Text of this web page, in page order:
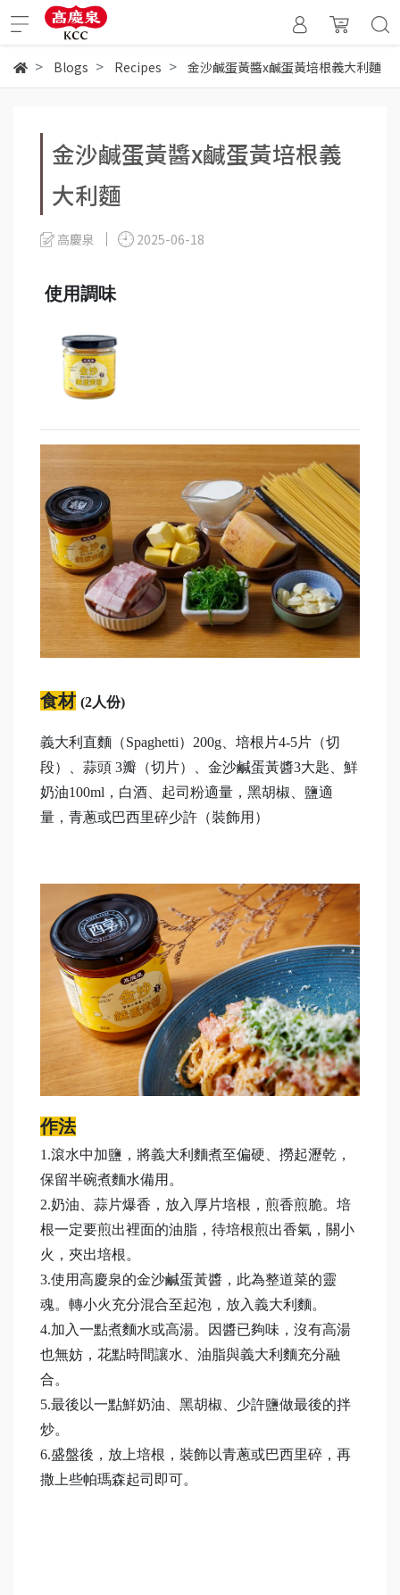
Blogs Recipes 金沙鹹蛋黃醬x鹹蛋黃培根義大利麵
金沙鹹蛋黃醬x鹹蛋黃培根義
大利麵
高慶泉 2025-06-18
使用調味
食材 (2人份)
義大利直麵（Spaghetti）200g、培根片4-5片（切
段）、蒜頭 3瓣（切片）、金沙鹹蛋黃醬3大匙、鮮
奶油100ml，白酒、起司粉適量，黑胡椒、鹽適
量，青蔥或巴西里碎少許（裝飾用）
作法
1.滾水中加鹽，將義大利麵煮至偏硬、撈起瀝乾，
保留半碗煮麵水備用。
2.奶油、蒜片爆香，放入厚片培根，煎香煎脆。培
根一定要煎出裡面的油脂，待培根煎出香氣，關小
火，夾出培根。
3.使用高慶泉的金沙鹹蛋黃醬，此為整道菜的靈
魂。轉小火充分混合至起泡，放入義大利麵。
4.加入一點煮麵水或高湯。因醬已夠味，沒有高湯
也無妨，花點時間讓水、油脂與義大利麵充分融
合。
5.最後以一點鮮奶油、黑胡椒、少許鹽做最後的拌
炒。
6.盛盤後，放上培根，裝飾以青蔥或巴西里碎，再
撒上些帕瑪森起司即可。